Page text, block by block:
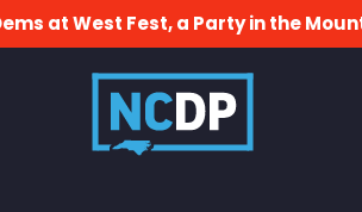
at West Fest, a Party in the